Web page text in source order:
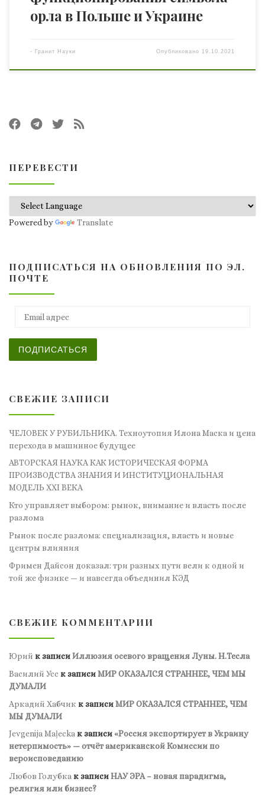
орла в Польше и Украине
- Гранит Науки Опубликовано 19.10.2021
ПЕРЕВЕСТИ
Powered by Translate
ПОДПИСАТЬСЯ НА ОБНОВЛЕНИЯ ПО ЭЛ.
ПОЧТЕ
ПОДПИСАТЬСЯ
СВЕЖИЕ ЗАПИСИ
ЧЕЛОВЕК У РУБИЛЬНИКА. Техноутопия Илона Маска и цена
перехода в машинное будущее
АВТОРСКАЯ НАУКА КАК ИСТОРИЧЕСКАЯ ФОРМА
ПРОИЗВОДСТВА ЗНАНИЯ И ИНСТИТУЦИОНАЛЬНАЯ
МОДЕЛЬ XXI ВЕКА
Кто управляет выбором: рынок, внимание и власть после
разлома
Рынок после разлома: специализация, власть и новые
центры влияния
Фримен Дайсон доказал: три разных пути вели к одной и
той же физике — и навсегда объединил КЭД
СВЕЖИЕ КОММЕНТАРИИ
Юрий к записиИллюзия осевого вращения Луны. Н.Тесла
Василий Усс к записиМИР ОКАЗАЛСЯ СТРАННЕЕ, ЧЕМ МЫ
ДУМАЛИ
Аркадий Хабчик к записиМИР ОКАЗАЛСЯ СТРАННЕЕ, ЧЕМ
МЫ ДУМАЛИ
Jevgenija Maļeckaк записи«Россия экспортирует в Украину
нетерпимость» — отчёт американской Комиссии по
вероисповеданию
Любов Голубка к записиНАУ ЭРА – новая парадигма,
религия или бизнес?